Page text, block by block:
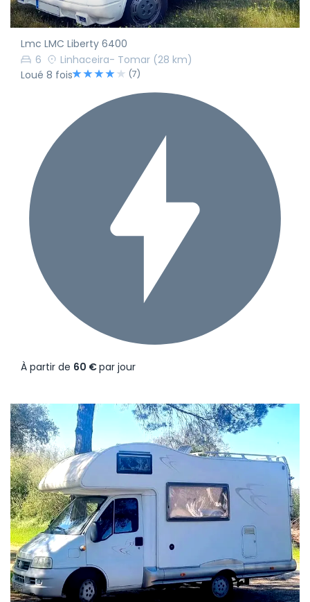
Lmc LMC Liberty 6400
6
Linhaceira- Tomar (28 km)
Loué 8 fois
(7)
À partir de 60 €par jour